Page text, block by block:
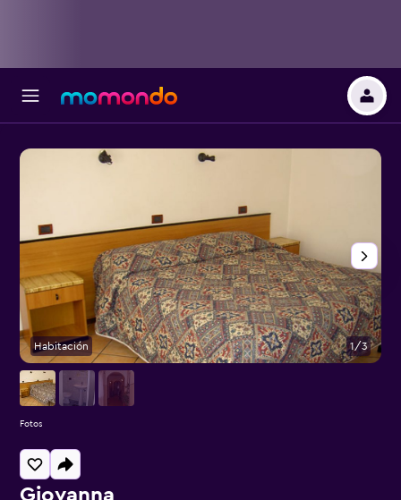
Giovanna
Habitación 1/3
Fotos